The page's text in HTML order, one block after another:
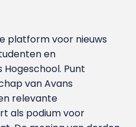
platform voor nieuws
en
Punt
van Avans
relevante
als podium voor